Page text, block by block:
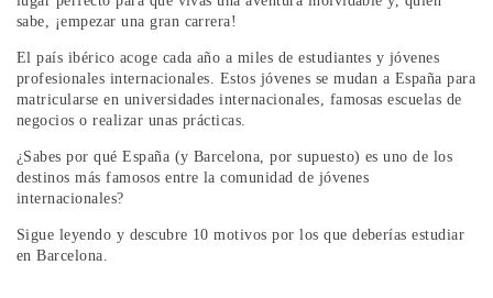
sabe, ¡empezar una gran carrera!
El país ibérico acoge cada año a miles de estudiantes y jóvenes
profesionales internacionales. Estos jóvenes se mudan a España para
matricularse en universidades internacionales, famosas escuelas de
negocios o realizar unas prácticas.
¿Sabes por qué España (y Barcelona, por supuesto) es uno de los
destinos más famosos entre la comunidad de jóvenes
internacionales?
Sigue leyendo y descubre 10 motivos por los que deberías estudiar
en Barcelona.